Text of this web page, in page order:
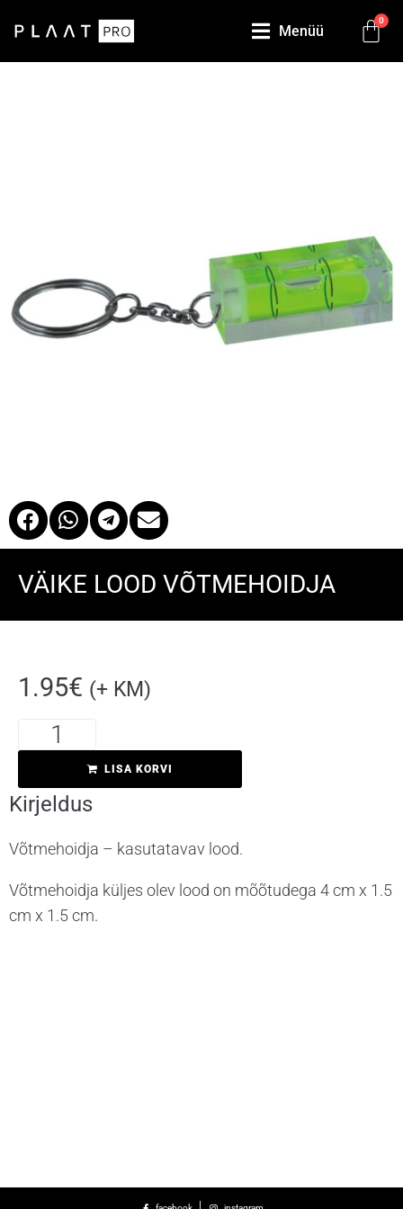
Menüü
0
VÄIKE LOOD VÕTMEHOIDJA
1.95€ (+ KM)
LISA KORVI
Kirjeldus
Kirjeldus
Võtmehoidja – kasutatavav lood.
Võtmehoidja küljes olev lood on mõõtudega 4 cm x 1.5
cm x 1.5 cm.